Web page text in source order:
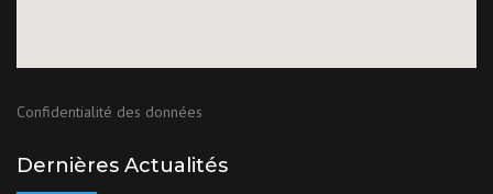
Confidentialité des données
Dernières Actualités